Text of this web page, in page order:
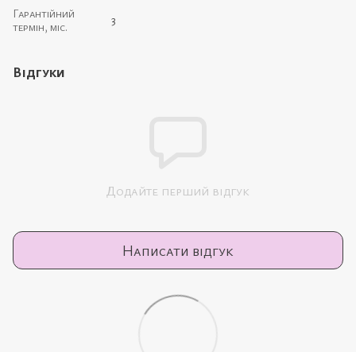
Гарантійний
термін, міс.
3
Відгуки
Додайте перший відгук
Написати відгук